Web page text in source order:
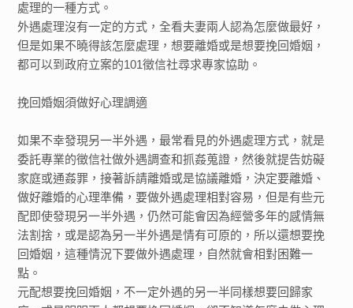
處理的一種方式。
外遇處理沒有一定的方式，全看夫妻兩人認為怎麼做最好，
但是如果不曉得該怎麼處理，想要離婚或是想要挽回婚姻，
都可以到政府立案的101徵信社尋求專家協助。
挽回婚姻須做好心理調適
如果不幸發現另一半外遇，最常看見的外遇處理方式，就是
委託專業的徵信社做外遇調查和抓姦蒐證，然後就提告妨礙
家庭或通姦罪，接著訴請離婚或是協議離婚，決定要離婚、
做好離婚的心理準備，要做外遇處理相對容易，但是有些元
配即使發現另一半外遇，仍然可能會因為經營多年的感情無
法割捨，或是認為另一半外遇是情有可原的，所以還想要挽
回婚姻，這種情況下要做外遇處理，自然就會相對困難一
點。
元配想要挽回婚姻，不一定外遇的另一半同樣想要回歸家